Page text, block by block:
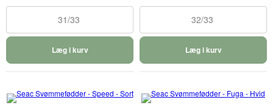
31/33
Læg i kurv
32/33
Læg i kurv